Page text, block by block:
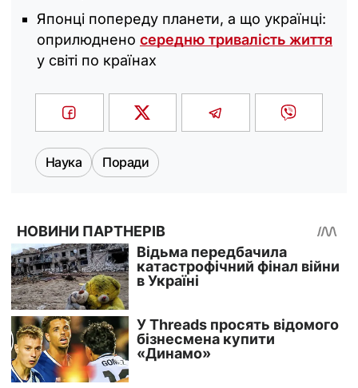
Японці попереду планети, а що українці:
оприлюднено середню тривалість життя
у світі по країнах
Наука Поради